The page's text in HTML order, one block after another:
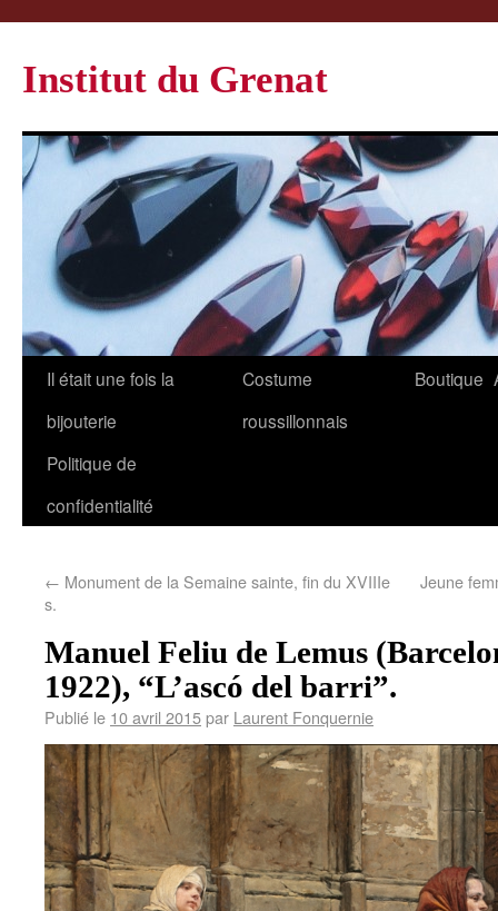
Institut du Grenat
Il était une fois la
bijouterie
Costume
roussillonnais
Boutique
Politique de
confidentialité
← Monument de la Semaine sainte, fin du XVIIIe
s.
Jeune
Manuel Feliu de Lemus
1922), “L’ascó del barri”.
Publié le 10 avril 2015par Laurent Fonquernie